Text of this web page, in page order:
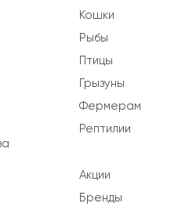
Кошки
Рыбы
Птицы
Грызуны
Фермерам
Рептилии
Акции
Бренды